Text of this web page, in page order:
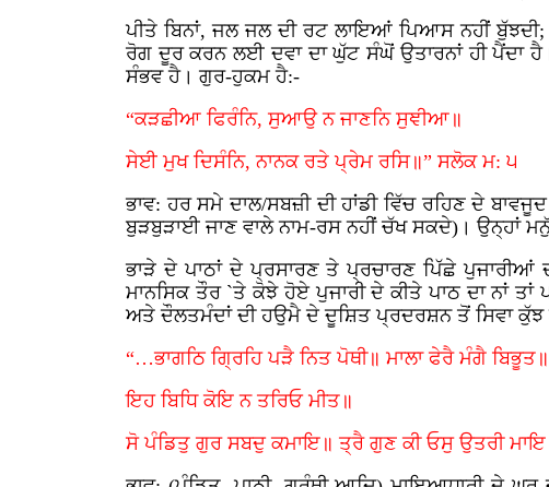
ਪੀਤੇ ਬਿਨਾਂ, ਜਲ ਜਲ ਦੀ ਰਟ ਲਾਇਆਂ ਪਿਆਸ ਨਹੀਂ
ਰੋਗ ਦੂਰ ਕਰਨ ਲਈ ਦਵਾ ਦਾ ਘੁੱਟ ਸੰਘੋਂ ਉਤਾਰਨਾਂ ਹੀ ਪੈਂਦਾ
ਸੰਭਵ ਹੈ। ਗੁਰ-ਹੁਕਮ ਹੈ:-
“ਕੜਛੀਆ ਫਿਰੰਨਿ, ਸੁਆਉ ਨ ਜਾਣਨਿ ਸੁਞੀਆ॥
ਸੇਈ ਮੁਖ ਦਿਸੰਨਿ, ਨਾਨਕ ਰਤੇ ਪ੍ਰੇਮ ਰਸਿ॥” ਸਲੋਕ ਮ: ੫
ਭਾਵ: ਹਰ ਸਮੇ ਦਾਲ/ਸਬਜ਼ੀ ਦੀ ਹਾਂਡੀ ਵਿੱਚ ਰਹਿਣ ਦੇ
ਬੁੜਬੁੜਾਈ ਜਾਣ ਵਾਲੇ ਨਾਮ-ਰਸ ਨਹੀਂ ਚੱਖ ਸਕਦੇ)। ਉਨ੍ਹਾਂ
ਭਾੜੇ ਦੇ ਪਾਠਾਂ ਦੇ ਪ੍ਰਸਾਰਣ ਤੇ ਪ੍ਰਚਾਰਣ ਪਿੱਛੇ
ਮਾਨਸਿਕ ਤੌਰ `ਤੇ ਕੋਝੇ ਹੋਏ ਪੁਜਾਰੀ ਦੇ ਕੀਤੇ ਪਾਠ ਦਾ ਨਾਂ
ਅਤੇ ਦੌਲਤਮੰਦਾਂ ਦੀ ਹਉਮੈ ਦੇ ਦੂਸ਼ਿਤ ਪ੍ਰਦਰਸ਼ਨ ਤੋਂ ਸਿਵਾ ਕੁੱਝ
“…ਭਾਗਠਿ ਗ੍ਰਿਹਿ ਪੜੈ ਨਿਤ ਪੋਥੀ॥ ਮਾਲਾ ਫੇਰੈ ਮੰਗੈ ਬਿਭੂਤ॥
ਇਹ ਬਿਧਿ ਕੋਇ ਨ ਤਰਿਓ ਮੀਤ॥
ਸੋ ਪੰਡਿਤੁ ਗੁਰ ਸਬਦੁ ਕਮਾਇ॥ ਤ੍ਰੈ ਗੁਣ ਕੀ ਓਸੁ ਉਤਰੀ